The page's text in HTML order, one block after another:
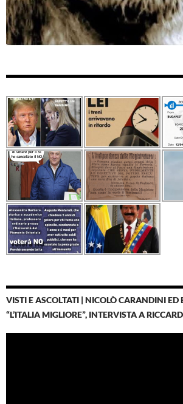
VISTI E ASCOLTATI | NICOLÒ CARANDINI ED
“L’ITALIA MIGLIORE”, INTERVISTA A